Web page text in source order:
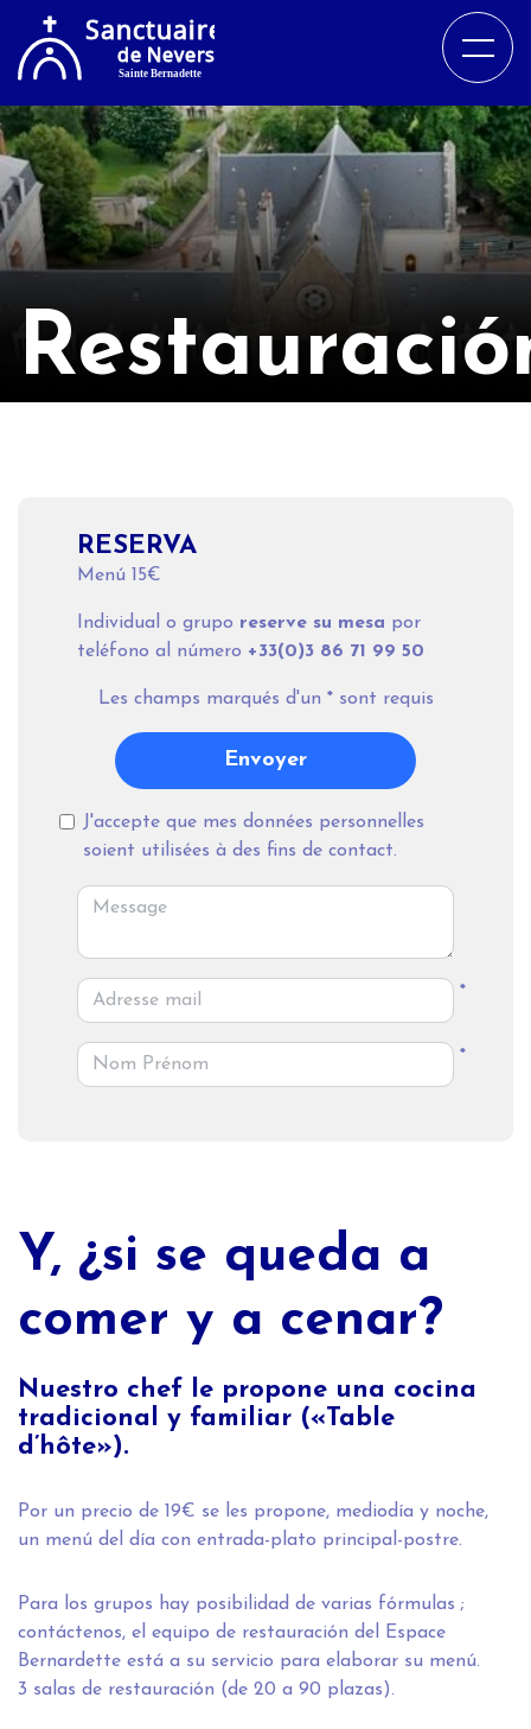
Y, ¿si se queda a
comer y a cenar?
Nuestro chef le propone una cocina
tradicional y familiar («Table
d’hôte»).
Por un precio de 19€ se les propone, mediodía y noche,
un menú del día con entrada-plato principal-postre.
Para los grupos hay posibilidad de varias fórmulas ;
contáctenos, el equipo de restauración del Espace
Bernardette está a su servicio para elaborar su menú.
3 salas de restauración (de 20 a 90 plazas).
RESERVA
Menú 15€
Individual o grupo reserve su mesa por
teléfono al número +33(0)3 86 71 99 50
*
*
J'accepte que mes données personnelles
soient utilisées à des fins de contact.
Les champs marqués d'un *sont requis
Envoyer